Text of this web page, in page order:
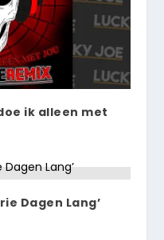
ik alleen met
Dagen Lang’